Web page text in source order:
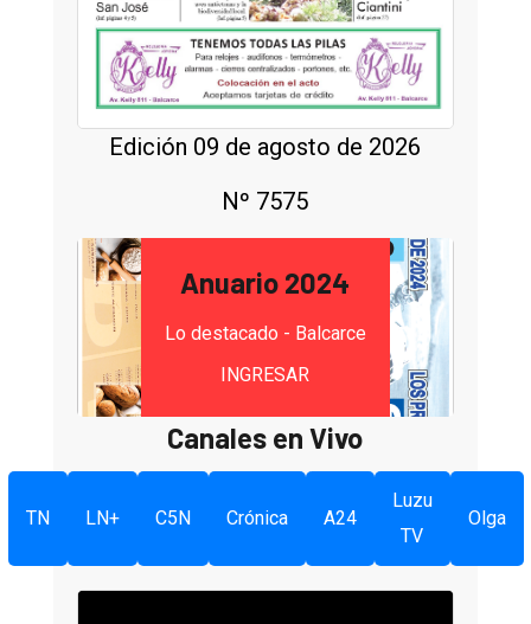
Edición 09 de agosto de 2026
Nº 7575
Anuario 2024
Lo destacado - Balcarce
INGRESAR
Canales en Vivo
TN LN+ C5N Crónica A24
Luzu
TV
Olga